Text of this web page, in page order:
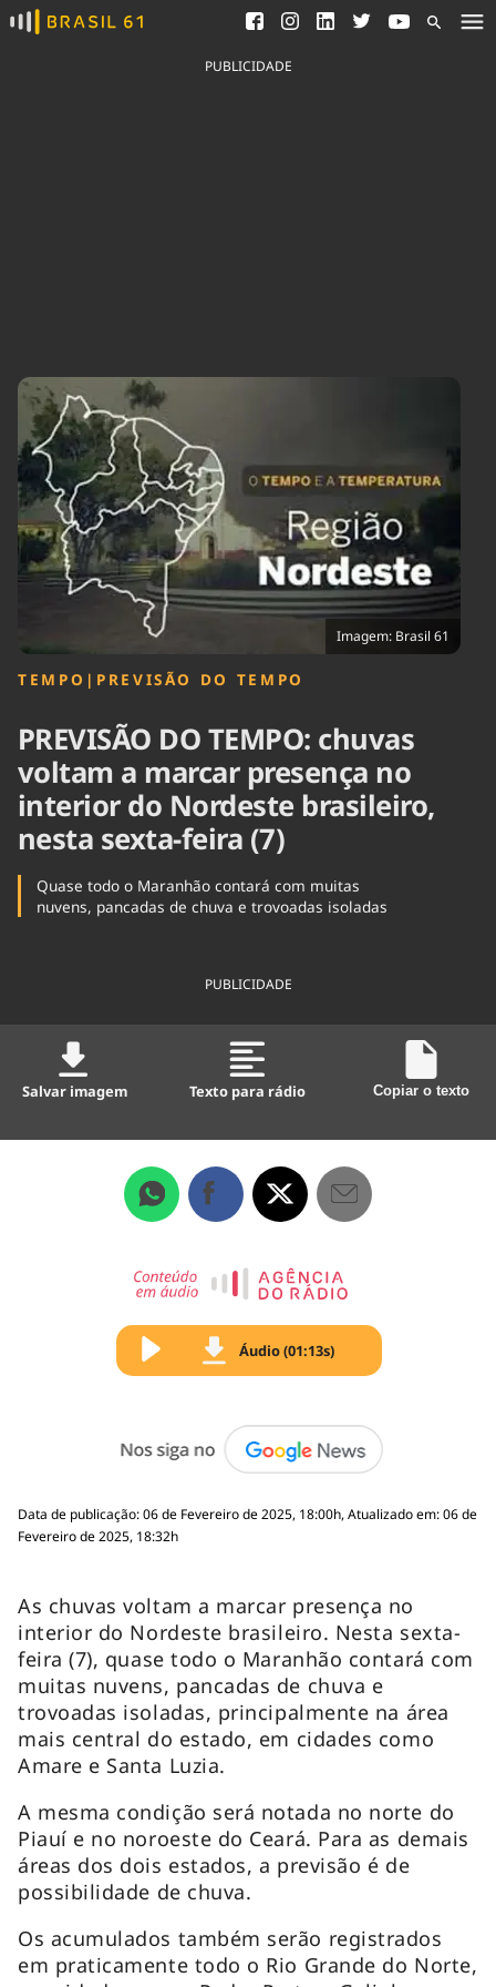
Ver todas as notícias
Saneamento
Indicadores
Agronegócios
Brasil
Brasil Mineral
Ciência &
Tecnologia
Cinema
Comportamento
Cultura
Economia
Educação
Infraestrutura
Internacional
Saúde
Tempo
PUBLICIDADE
Imagem: Brasil 61
TEMPO | PREVISÃO DO TEMPO
PREVISÃO DO TEMPO: chuvas
voltam a marcar presença no
interior do Nordeste brasileiro,
nesta sexta-feira (7)
Quase todo o Maranhão contará com muitas
nuvens, pancadas de chuva e trovoadas isoladas
PUBLICIDADE
Salvar imagem Texto para rádio Copiar o texto
Áudio (01:13s)
Data de publicação: 06 de Fevereiro de 2025, 18:00h, Atualizado em: 06 de
Fevereiro de 2025, 18:32h
As chuvas voltam a marcar presença no
interior do Nordeste brasileiro. Nesta sexta-
feira (7), quase todo o Maranhão contará com
muitas nuvens, pancadas de chuva e
trovoadas isoladas, principalmente na área
mais central do estado, em cidades como
Amare e Santa Luzia.
A mesma condição será notada no norte do
Piauí e no noroeste do Ceará. Para as demais
áreas dos dois estados, a previsão é de
possibilidade de chuva.
Os acumulados também serão registrados
em praticamente todo o Rio Grande do Norte,